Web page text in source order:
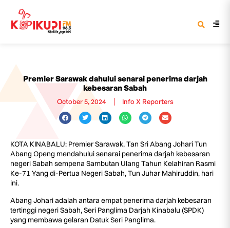
Premier Sarawak dahului senarai penerima darjah
kebesaran Sabah
October 5, 2024 Info X Reporters
KOTA KINABALU: Premier Sarawak, Tan Sri Abang Johari Tun
Abang Openg mendahului senarai penerima darjah kebesaran
negeri Sabah sempena Sambutan Ulang Tahun Kelahiran Rasmi
Ke-71 Yang di-Pertua Negeri Sabah, Tun Juhar Mahiruddin, hari
ini.
Abang Johari adalah antara empat penerima darjah kebesaran
tertinggi negeri Sabah, Seri Panglima Darjah Kinabalu (SPDK)
yang membawa gelaran Datuk Seri Panglima.